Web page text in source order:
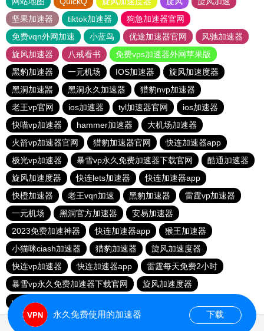
坚果加速器
tiktok加速器
狗急加速器官网
免费vqn外网加速
小蓝鸟 优途加速器官网
风驰加速器
旋风加速器
八戒看书
免费vps加速器外网苹果版
黑豹加速器
一元机场 IOS加速器
旋风加速度器
黑洞加速噐
黑洞永久加速器
猎豹nvp加速器
老王vp官网
ios加速器 tyl加速器官网
ios加速器
快喵vp加速器
hammer加速器
大机场加速器
火箭vp加速器官网
猎豹加速器官网
快连加速器app
极光vp加速器
暴雪vp永久免费加速器下载官网
酷通加速器
旋风加速度器
快连lets加速器
快连加速器app
快橙加速器
老王vqn加速 黑豹加速器
雷霆vp加速器
一元机场
黑洞官方加速器
安易加速器
2023免费加速神器
快连加速器app
猴王加速器
小猫咪ciash加速器
猎豹加速器
旋风加速度器
快连vp加速器
快连加速器app
雷霆每天免费2小时
暴雪vp永久免费加速器下载官网
旋风加速度器
vqn加速外网
永久免费使用的加速器 下载